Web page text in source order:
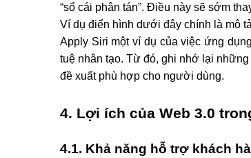
“sổ cái phân tán”. Điều này sẽ sớm
Ví dụ điển hình dưới đây chính là mô
Apply Siri một ví dụ của việc ứng
tuệ nhân tạo. Từ đó, ghi nhớ lại
đề xuất phù hợp cho người dùng.
4. Lợi ích của Web 3.0
4.1. Khả năng hỗ trợ khách